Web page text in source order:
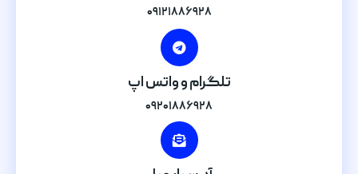
۰۹۱۲۱۸۸۶۹۲۸
تلگرام و واتس اپ
۰۹۲۰۱۸۸۶۹۲۸